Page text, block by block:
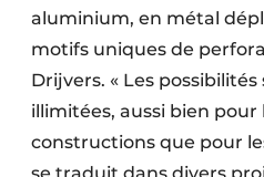
aluminium, en métal
motifs uniques de
Drijvers. « Les
illimitées, aussi bien pour
constructions que pour